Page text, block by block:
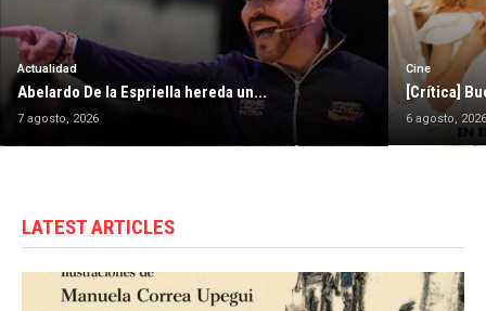
Actualidad
Abelardo De la Espriella hereda un...
7 agosto, 2026
Cine
[Crítica]
6 agosto,
LATEST ARTICLES